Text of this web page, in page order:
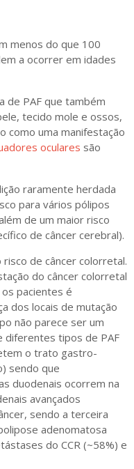
menos do que 100
a ocorrer em idades
de PAF que também
tecido mole e ossos,
como uma manifestação
oculares são
raramente herdada
para vários pólipos
de um maior risco
de câncer cerebral).
de câncer colorretal.
do câncer colorretal
pacientes é
dos locais de mutação
não parece ser um
diferentes tipos de PAF
o trato gastro-
sendo que
duodenais ocorrem na
avançados
sendo a terceira
adenomatosa
do CCR (~58%) e